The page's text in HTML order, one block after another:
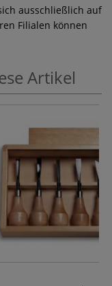
ausschließlich auf
Filialen können
Artikel